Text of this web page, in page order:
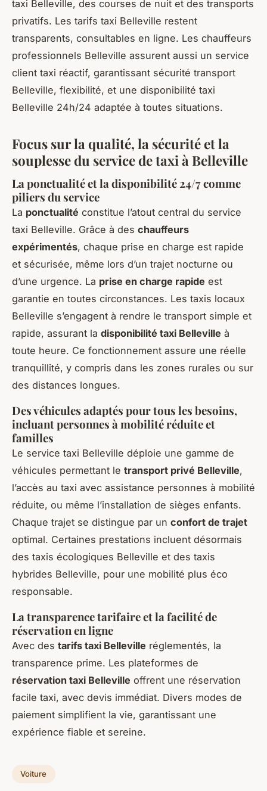
taxi Belleville, des courses de nuit et des transports
privatifs. Les tarifs taxi Belleville restent
transparents, consultables en ligne. Les chauffeurs
professionnels Belleville assurent aussi un service
client taxi réactif, garantissant sécurité transport
Belleville, flexibilité, et une disponibilité taxi
Belleville 24h/24 adaptée à toutes situations.
Focus sur la qualité, la sécurité et la
souplesse du service de taxi à Belleville
La ponctualité et la disponibilité 24/7 comme
piliers du service
La ponctualité constitue l’atout central du service
taxi Belleville. Grâce à des chauffeurs
expérimentés, chaque prise en charge est rapide
et sécurisée, même lors d’un trajet nocturne ou
d’une urgence. La prise en charge rapide est
garantie en toutes circonstances. Les taxis locaux
Belleville s’engagent à rendre le transport simple et
rapide, assurant la disponibilité taxi Belleville à
toute heure. Ce fonctionnement assure une réelle
tranquillité, y compris dans les zones rurales ou sur
des distances longues.
Des véhicules adaptés pour tous les besoins,
incluant personnes à mobilité réduite et
familles
Le service taxi Belleville déploie une gamme de
véhicules permettant le transport privé Belleville,
l’accès au taxi avec assistance personnes à mobilité
réduite, ou même l’installation de sièges enfants.
Chaque trajet se distingue par un confort de trajet
optimal. Certaines prestations incluent désormais
des taxis écologiques Belleville et des taxis
hybrides Belleville, pour une mobilité plus éco
responsable.
La transparence tarifaire et la facilité de
réservation en ligne
Avec des tarifs taxi Belleville réglementés, la
transparence prime. Les plateformes de
réservation taxi Belleville offrent une réservation
facile taxi, avec devis immédiat. Divers modes de
paiement simplifient la vie, garantissant une
expérience fiable et sereine.
Voiture